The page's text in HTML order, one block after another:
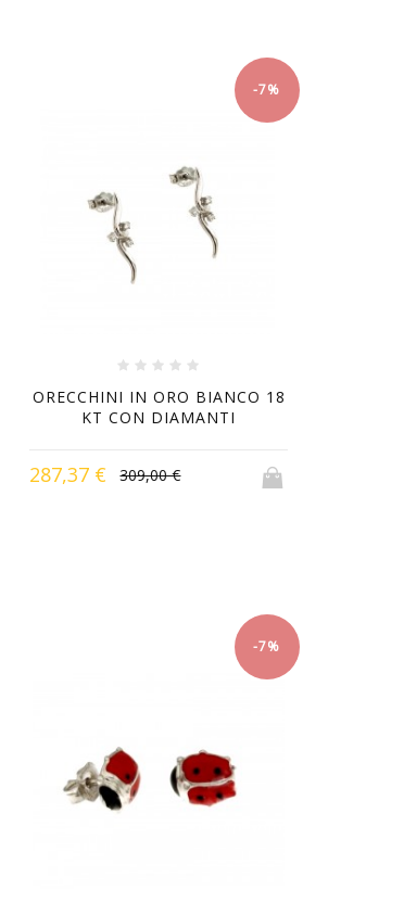
-7%
ORECCHINI IN ORO BIANCO 18
KT CON DIAMANTI
287,37 € 309,00 €
-7%